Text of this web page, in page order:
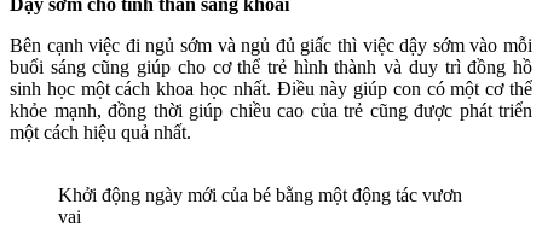
Bên cạnh việc đi ngủ sớm và ngủ đủ giấc thì việc dậy sớm vào mỗi
buổi sáng cũng giúp cho cơ thể trẻ hình thành và duy trì đồng hồ
sinh học một cách khoa học nhất. Điều này giúp con có một cơ thể
khỏe mạnh, đồng thời giúp chiều cao của trẻ cũng được phát triển
một cách hiệu quả nhất.
Khởi động ngày mới của bé bằng một động tác vươn
vai